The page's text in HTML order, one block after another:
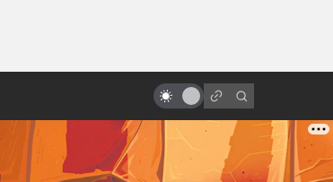
настоящим волшебством